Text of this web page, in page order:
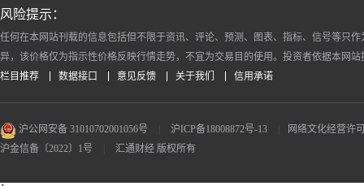
风险提示：
任何在本网站刊载的信息包括但不限于资讯、评论、预测、图表、指标、信号等只
异，该价格仅为指示性价格反映行情走势，不宜为交易目的使用。投资者依据本网
栏目推荐
数据接口 意见反馈 关于我们 信用承诺
沪公网安备 31010702001056号 沪ICP备18008872号-13
网络文化经营许
沪金信备〔2022〕1号
汇通财经 版权所有